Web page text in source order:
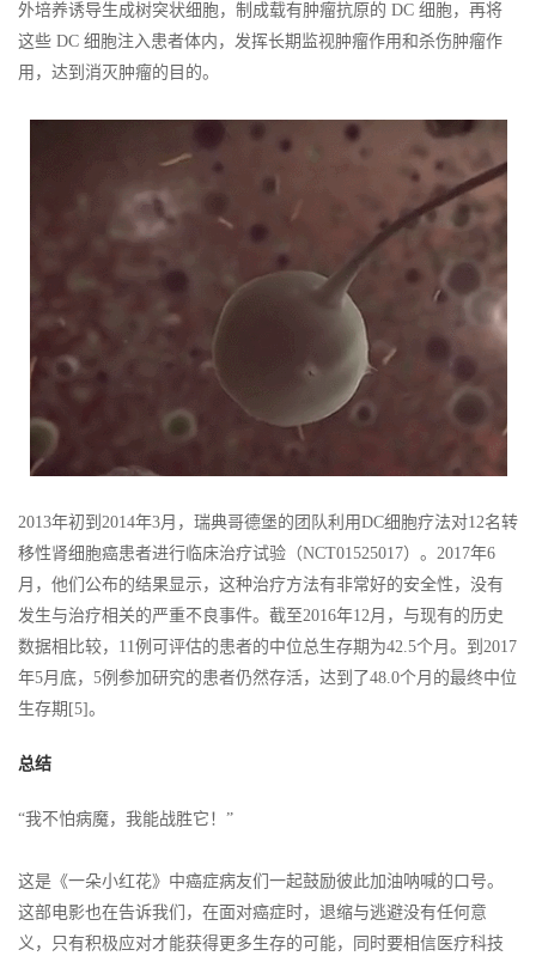
外培养诱导生成树突状细胞，制成载有肿瘤抗原的 DC 细胞，再将
这些 DC 细胞注入患者体内，发挥长期监视肿瘤作用和杀伤肿瘤作
用，达到消灭肿瘤的目的。
2013年初到2014年3月，瑞典哥德堡的团队利用DC细胞疗法对12名转
移性肾细胞癌患者进行临床治疗试验（NCT01525017）。2017年6
月，他们公布的结果显示，这种治疗方法有非常好的安全性，没有
发生与治疗相关的严重不良事件。截至2016年12月，与现有的历史
数据相比较，11例可评估的患者的中位总生存期为42.5个月。到2017
年5月底，5例参加研究的患者仍然存活，达到了48.0个月的最终中位
生存期[5]。
总结
“我不怕病魔，我能战胜它！”
这是《一朵小红花》中癌症病友们一起鼓励彼此加油呐喊的口号。
这部电影也在告诉我们，在面对癌症时，退缩与逃避没有任何意
义，只有积极应对才能获得更多生存的可能，同时要相信医疗科技